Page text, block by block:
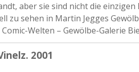
aber sie sind nicht die einzigen
zu sehen in Martin Jegges
Welten – Gewölbe-Galerie
2001